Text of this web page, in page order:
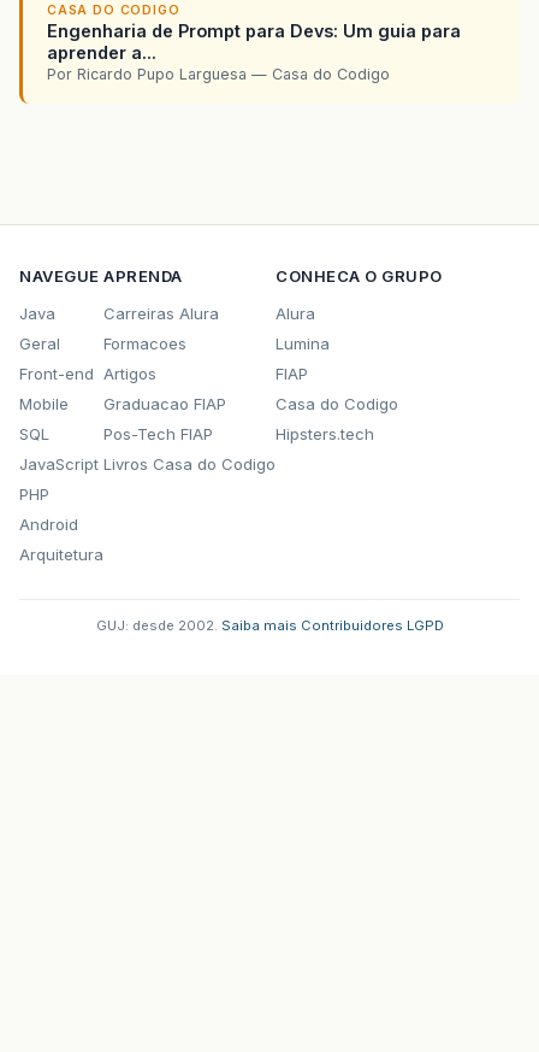
CASA DO CODIGO
Engenharia de Prompt para Devs: Um guia para
aprender a...
Por Ricardo Pupo Larguesa — Casa do Codigo
NAVEGUE
Java
Geral
Front-end
Mobile
SQL
JavaScript
PHP
Android
Arquitetura
APRENDA
Carreiras Alura
Formacoes
Artigos
Graduacao FIAP
Pos-Tech FIAP
Livros Casa do Codigo
CONHECA O GRUPO
Alura
Lumina
FIAP
Casa do Codigo
Hipsters.tech
GUJ: desde 2002. Saiba mais Contribuidores LGPD